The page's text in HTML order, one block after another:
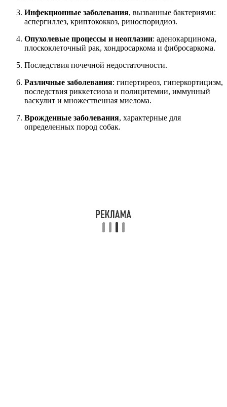
Инфекционные заболевания, вызванные бактериями:
аспергиллез, криптококкоз, риноспоридиоз.
Опухолевые процессы и неоплазии: аденокарцинома,
плоскоклеточный рак, хондросаркома и фибросаркома.
Последствия почечной недостаточности.
Различные заболевания: гипертиреоз, гиперкортицизм,
последствия риккетсиоза и полицитемии, иммунный
васкулит и множественная миелома.
Врожденные заболевания, характерные для
определенных пород собак.